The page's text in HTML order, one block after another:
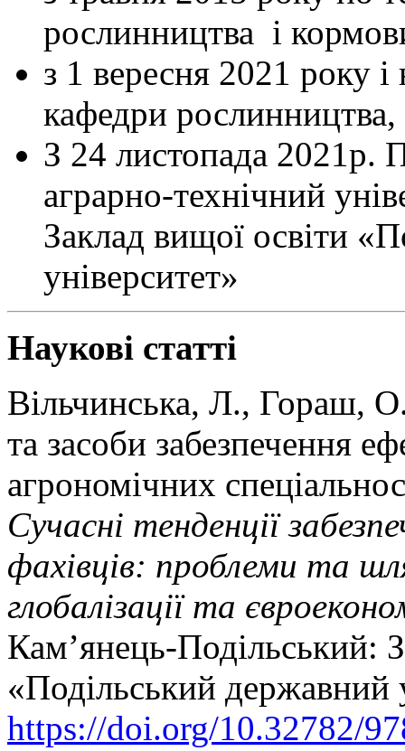
рослинництва і
з 1 вересня 2021 року
кафедри рослинництва,
З 24 листопада 2021р.
аграрно-технічний
Заклад вищої освіти
університет»
Наукові статті
Вільчинська, Л., Гораш,
та засоби забезпечення
агрономічних
Сучасні тенденції
фахівців: проблеми та
глобалізації та
Кам’янець-Подільський:
«Подільський державний
https://doi.org/10.32782/